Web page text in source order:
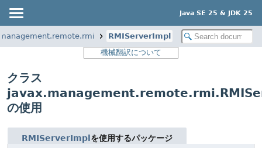
Java SE 25 & JDK 25
RMIServerImpl
機械翻訳について
クラス
の使用
RMIServerImpl を使用するパッケージ